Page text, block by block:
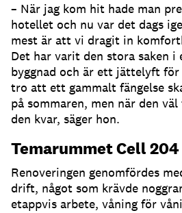
– När jag kom hit hade man
hotellet och nu var det dags
mest är att vi dragit in
Det har varit den stora saken i
byggnad och är ett jättelyft
tro att ett gammalt fängelse
på sommaren, men när den
den kvar, säger hon.
Temarummet Cell 204
Renoveringen genomfördes
drift, något som krävde
etappvis arbete, våning för